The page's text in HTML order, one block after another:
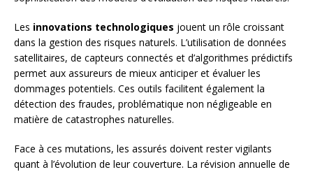
Les innovations technologiques jouent un rôle croissant
dans la gestion des risques naturels. L’utilisation de données
satellitaires, de capteurs connectés et d’algorithmes prédictifs
permet aux assureurs de mieux anticiper et évaluer les
dommages potentiels. Ces outils facilitent également la
détection des fraudes, problématique non négligeable en
matière de catastrophes naturelles.
Face à ces mutations, les assurés doivent rester vigilants
quant à l’évolution de leur couverture. La révision annuelle de